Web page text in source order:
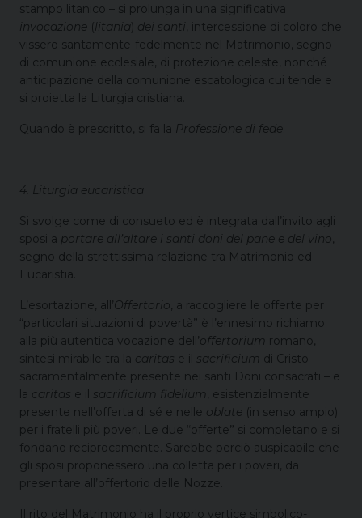
stampo litanico – si prolunga in una significativa
invocazione (litania) dei santi, intercessione di coloro che
vissero santamente-fedelmente nel Matrimonio, segno
di comunione ecclesiale, di protezione celeste, nonché
anticipazione della comunione escatologica cui tende e
si proietta la Liturgia cristiana.
Quando è prescritto, si fa la Professione di fede
4. Liturgia eucaristica
Si svolge come di consueto ed è integrata dall’invito agli
sposi a portare all’altare i santi doni del pane e del vino,
segno della strettissima relazione tra Matrimonio ed
Eucaristia.
L’esortazione, all’ Offertorio, a raccogliere le offerte per
“particolari situazioni di povertà” è l’ennesimo richiamo
alla più autentica vocazione dell’ offertorium romano,
sintesi mirabile tra la caritas e il sacrificium di Cristo –
sacramentalmente presente nei santi Doni consacrati – e
la caritas e il sacrificium fidelium, esistenzialmente
presente nell’offerta di sé e nelle oblate (in senso ampio)
per i fratelli più poveri. Le due “offerte” si completano e si
fondano reciprocamente. Sarebbe perciò auspicabile che
gli sposi proponessero una colletta per i poveri, da
presentare all’offertorio delle Nozze.
Il rito del Matrimonio ha il proprio vertice simbolico-